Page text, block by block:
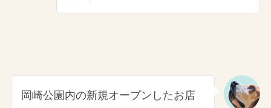
岡崎公園内の新規オープンしたお店